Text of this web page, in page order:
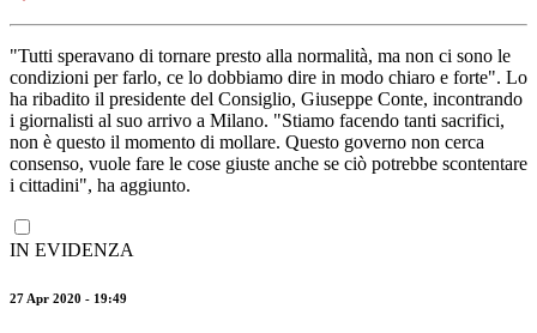
"Tutti speravano di tornare presto alla normalità, ma non ci sono le
condizioni per farlo, ce lo dobbiamo dire in modo chiaro e forte". Lo
ha ribadito il presidente del Consiglio, Giuseppe Conte, incontrando
i giornalisti al suo arrivo a Milano. "Stiamo facendo tanti sacrifici,
non è questo il momento di mollare. Questo governo non cerca
consenso, vuole fare le cose giuste anche se ciò potrebbe scontentare
i cittadini", ha aggiunto.
IN EVIDENZA
27 Apr 2020 - 19:49